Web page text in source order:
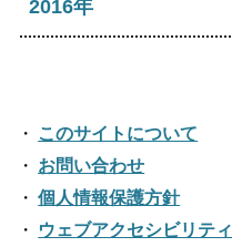
2025年02月
2024年01月
2023年04月
2023年02月
2023年01月
2022年03月
2022年02月
2021年07月
2021年04月
2021年03月
2020年08月
2020年05月
2020年04月
2019年07月
2019年06月
2019年05月
2018年10月
2018年08月
2018年07月
2018年06月
2017年08月
2016年
2016年10月
2016年09月
このサイトについて
お問い合わせ
個人情報保護方針
ウェブアクセシビリティ